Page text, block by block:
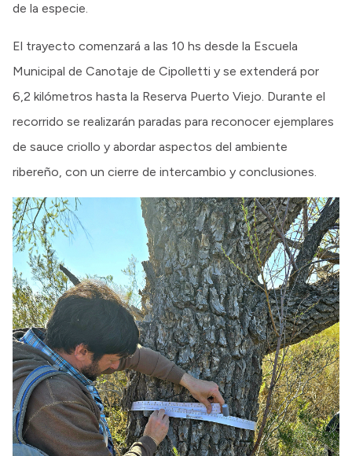
de la especie.
El trayecto comenzará a las 10 hs desde la Escuela
Municipal de Canotaje de Cipolletti y se extenderá por
6,2 kilómetros hasta la Reserva Puerto Viejo. Durante el
recorrido se realizarán paradas para reconocer ejemplares
de sauce criollo y abordar aspectos del ambiente
ribereño, con un cierre de intercambio y conclusiones.